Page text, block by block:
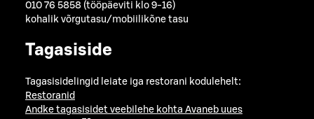
010 76 5858 (tööpäeviti klo 9-16)
kohalik võrgutasu/mobiilikõne tasu
Tagasiside
Tagasisidelingid leiate iga restorani kodulehelt:
Restoranid
Andke tagasisidet veebilehe kohta Avaneb uues